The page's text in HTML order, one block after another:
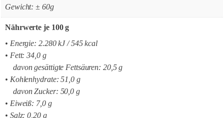
Gewicht: ± 60g
Nährwerte je 100 g
• Energie: 2.280 kJ / 545 kcal
• Fett: 34,0 g
davon gesättigte Fettsäuren: 20,5 g
• Kohlenhydrate: 51,0 g
davon Zucker: 50,0 g
• Eiweiß: 7,0 g
• Salz: 0,20 g